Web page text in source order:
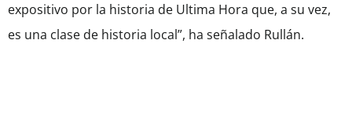
expositivo por la historia de Ultima Hora que, a su vez,
es una clase de historia local”, ha señalado Rullán.